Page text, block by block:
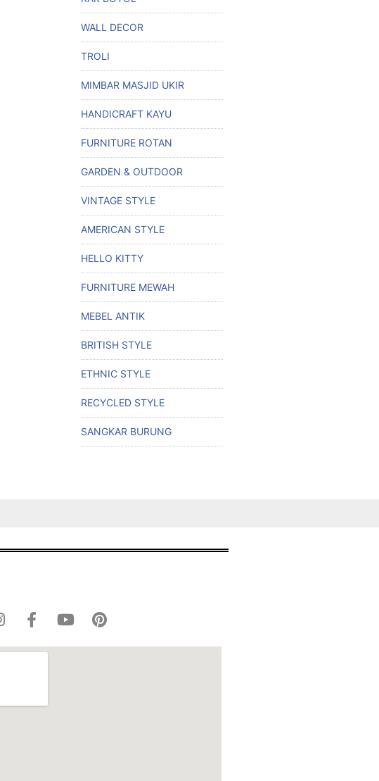
WALL DECOR
TROLI
MIMBAR MASJID UKIR
HANDICRAFT KAYU
FURNITURE ROTAN
GARDEN & OUTDOOR
VINTAGE STYLE
AMERICAN STYLE
HELLO KITTY
FURNITURE MEWAH
MEBEL ANTIK
BRITISH STYLE
ETHNIC STYLE
RECYCLED STYLE
SANGKAR BURUNG